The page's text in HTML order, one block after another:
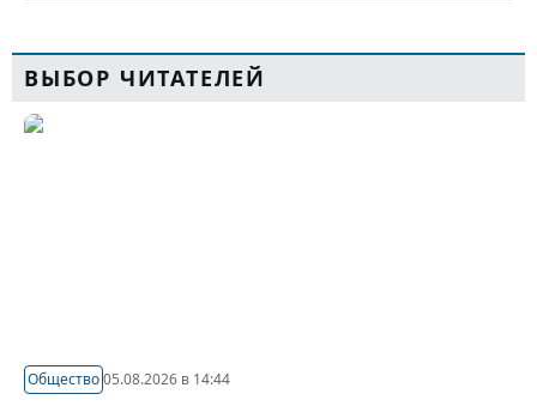
ВЫБОР ЧИТАТЕЛЕЙ
Общество05.08.2026 в 14:44